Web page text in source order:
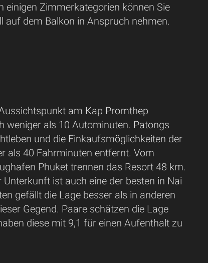
einigen Zimmerkategorien können Sie
auf dem Balkon in Anspruch nehmen.
am Kap Promthep
weniger als 10 Autominuten. Patongs
und die Einkaufsmöglichkeiten der
als 40 Fahrminuten entfernt. Vom
Phuket trennen das Resort 48 km.
Unterkunft ist auch eine der besten in Nai
gefällt die Lage besser als in anderen
Gegend. Paare schätzen die Lage
diese mit 9,1 für einen Aufenthalt zu